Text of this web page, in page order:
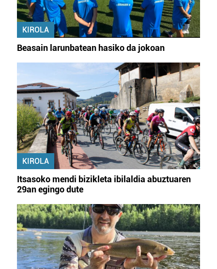
KIROLA
Beasain larunbatean hasiko da jokoan
KIROLA
Itsasoko mendi bizikleta ibilaldia abuztuaren
29an egingo dute